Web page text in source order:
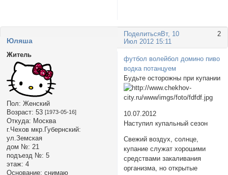
Поделиться 2
Вт, 10
Июл 2012 15:11
Юляша
Житель
Пол: Женский
Возраст: 53 [1973-05-16]
Откуда: Москва
г.Чехов мкр.Губернский:
ул.Земская
дом №: 21
подъезд №: 5
этаж: 4
Основание: снимаю
футбол волейбол домино пиво
водка потанцуем
Будьте осторожны при купании
10.07.2012
Наступил купальный сезон
Свежий воздух, солнце,
купание служат хорошими
средствами закаливания
организма, но открытые